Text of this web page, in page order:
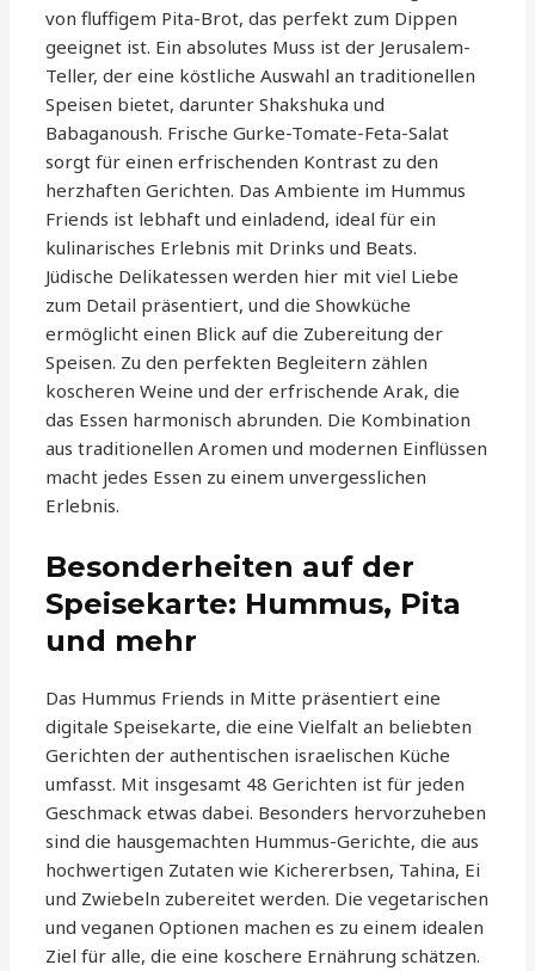
von fluffigem Pita-Brot, das perfekt zum Dippen
geeignet ist. Ein absolutes Muss ist der Jerusalem-
Teller, der eine köstliche Auswahl an traditionellen
Speisen bietet, darunter Shakshuka und
Babaganoush. Frische Gurke-Tomate-Feta-Salat
sorgt für einen erfrischenden Kontrast zu den
herzhaften Gerichten. Das Ambiente im Hummus
Friends ist lebhaft und einladend, ideal für ein
kulinarisches Erlebnis mit Drinks und Beats.
Jüdische Delikatessen werden hier mit viel Liebe
zum Detail präsentiert, und die Showküche
ermöglicht einen Blick auf die Zubereitung der
Speisen. Zu den perfekten Begleitern zählen
koscheren Weine und der erfrischende Arak, die
das Essen harmonisch abrunden. Die Kombination
aus traditionellen Aromen und modernen Einflüssen
macht jedes Essen zu einem unvergesslichen
Erlebnis.
Besonderheiten auf der
Speisekarte: Hummus, Pita
und mehr
Das Hummus Friends in Mitte präsentiert eine
digitale Speisekarte, die eine Vielfalt an beliebten
Gerichten der authentischen israelischen Küche
umfasst. Mit insgesamt 48 Gerichten ist für jeden
Geschmack etwas dabei. Besonders hervorzuheben
sind die hausgemachten Hummus-Gerichte, die aus
hochwertigen Zutaten wie Kichererbsen, Tahina, Ei
und Zwiebeln zubereitet werden. Die vegetarischen
und veganen Optionen machen es zu einem idealen
Ziel für alle, die eine koschere Ernährung schätzen.